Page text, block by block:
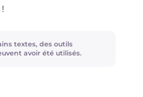
textes, des outils
avoir été utilisés.